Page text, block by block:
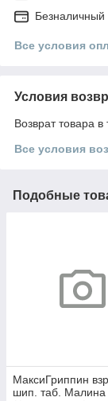
Безналичный
Все условия
Условия
Возврат товара
Все условия
Подобные
МаксиГриппин
шип. таб. Малина